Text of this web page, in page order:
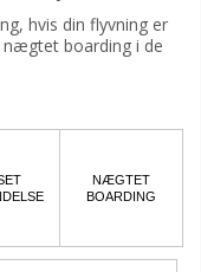
hvis din flyvning er
nægtet boarding i de
NÆGTET
BOARDING